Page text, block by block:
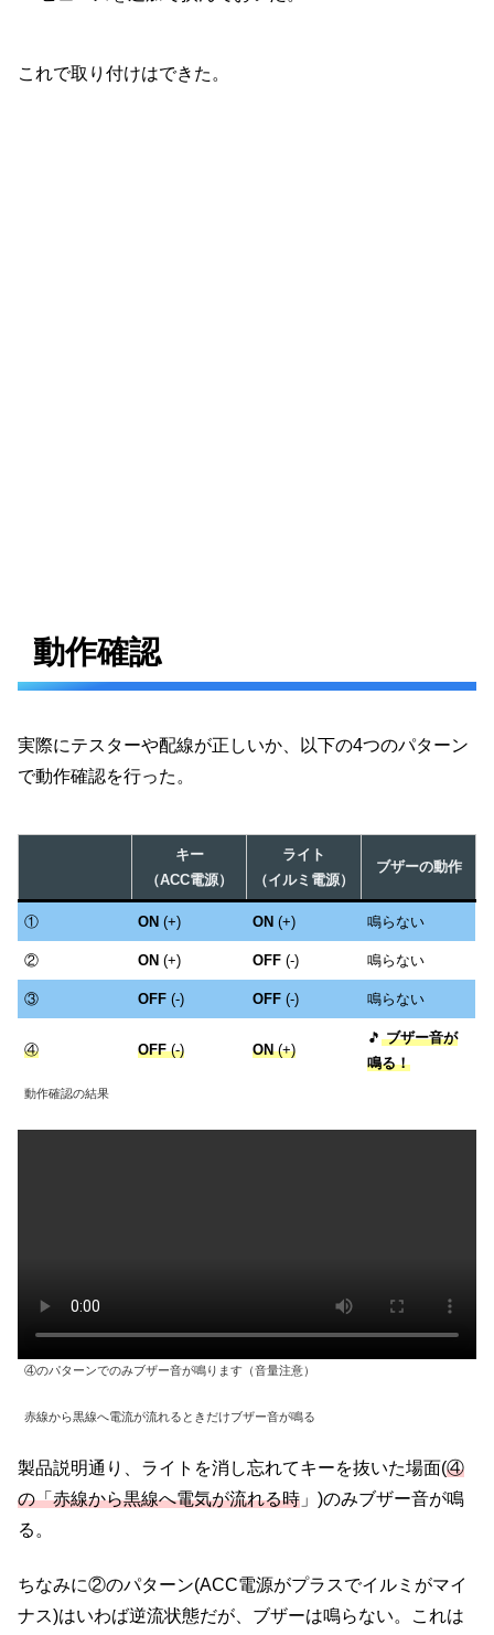
これで取り付けはできた。
動作確認
実際にテスターや配線が正しいか、以下の4つのパターン
で動作確認を行った。
キー
（ACC電源）
ライト
（イルミ電源）
ブザーの動作
① ON (+) ON (+) 鳴らない
② ON (+) OFF (-) 鳴らない
③ OFF (-) OFF (-) 鳴らない
④ OFF(-) ON(+)
🎵 ブザー音が
鳴る！
動作確認の結果
④のパターンでのみブザー音が鳴ります（音量注意）
赤線から黒線へ電流が流れるときだけブザー音が鳴る
製品説明通り、ライトを消し忘れてキーを抜いた場面(④
の「赤線から黒線へ電気が流れる時 」)のみブザー音が鳴
る。
ちなみに②のパターン(ACC電源がプラスでイルミがマイ
ナス)はいわば逆流状態だが、ブザーは鳴らない。これは